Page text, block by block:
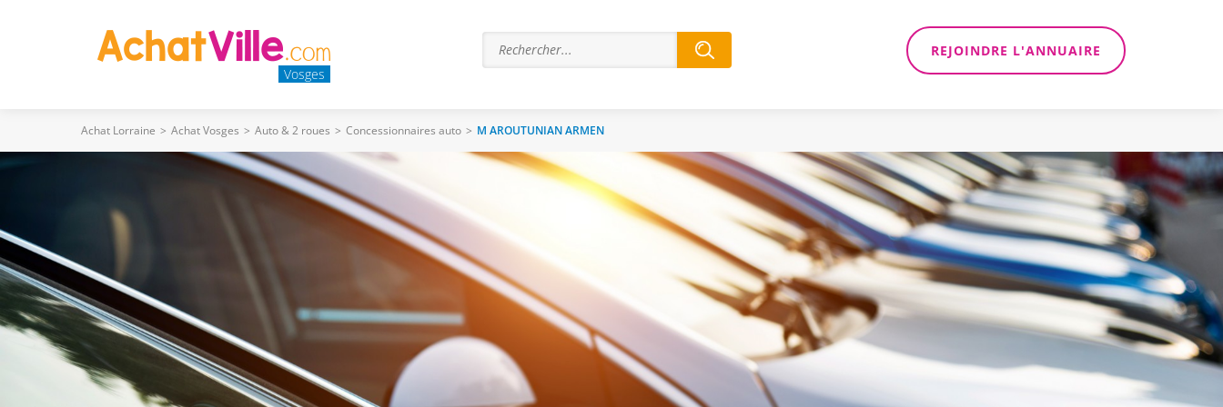
Vosges
REJOINDRE L'ANNUAIRE
Achat Lorraine > Achat Vosges > Auto & 2 roues > Concessionnaires auto > M AROUTUNIAN ARMEN